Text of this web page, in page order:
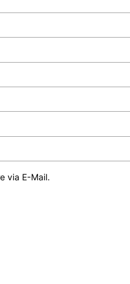
via E-Mail.